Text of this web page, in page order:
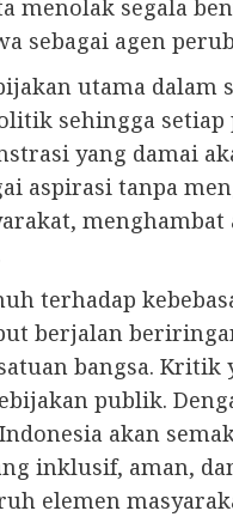
menolak segala
sebagai agen
utama
sehingga
yang damai
aspirasi tanpa
terhadap
berjalan
bangsa.
publik.
akan
inklusif, aman,
elemen